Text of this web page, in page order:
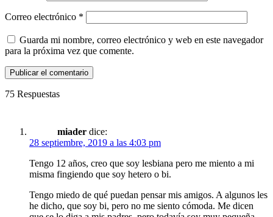
Correo electrónico *
Guarda mi nombre, correo electrónico y web en este navegador
para la próxima vez que comente.
75 Respuestas
miader dice:
28 septiembre, 2019 a las 4:03 pm
Tengo 12 años, creo que soy lesbiana pero me miento a mi
misma fingiendo que soy hetero o bi.
Tengo miedo de qué puedan pensar mis amigos. A algunos les
he dicho, que soy bi, pero no me siento cómoda. Me dicen